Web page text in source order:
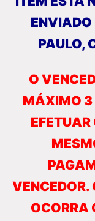
ENVIADO
PAULO,
O
MÁXIMO 3
VENCEDOR.
OCORRA